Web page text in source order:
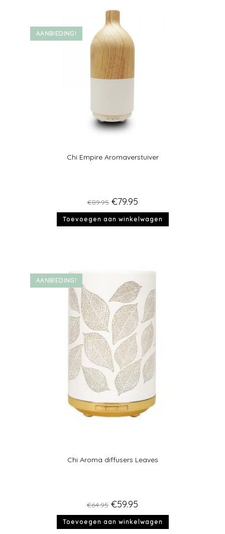
AANBIEDING!
Chi Empire Aromaverstuiver
€89.95 €79.95
Toevoegen aan winkelwagen
AANBIEDING!
Chi Aroma diffusers Leaves
€64.95 €59.95
Toevoegen aan winkelwagen